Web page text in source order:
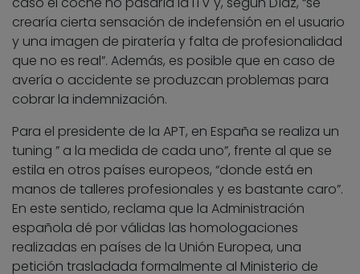
crearía cierta sensación de indefensión en el usuario
y una imagen de piratería y falta de profesionalidad
que no es real”. Además, es posible que en caso de
avería o accidente se produzcan problemas para
cobrar la indemnización.
Para el presidente de la APT, en España se realiza un
tuning ” a la medida de cada uno”, frente al que se
estila en otros países europeos, “donde está en
manos de talleres profesionales y es bastante caro”.
En este sentido, reclama que la Administración
española dé por válidas las homologaciones
realizadas en países de la Unión Europea, una
petición trasladada formalmente al Ministerio de